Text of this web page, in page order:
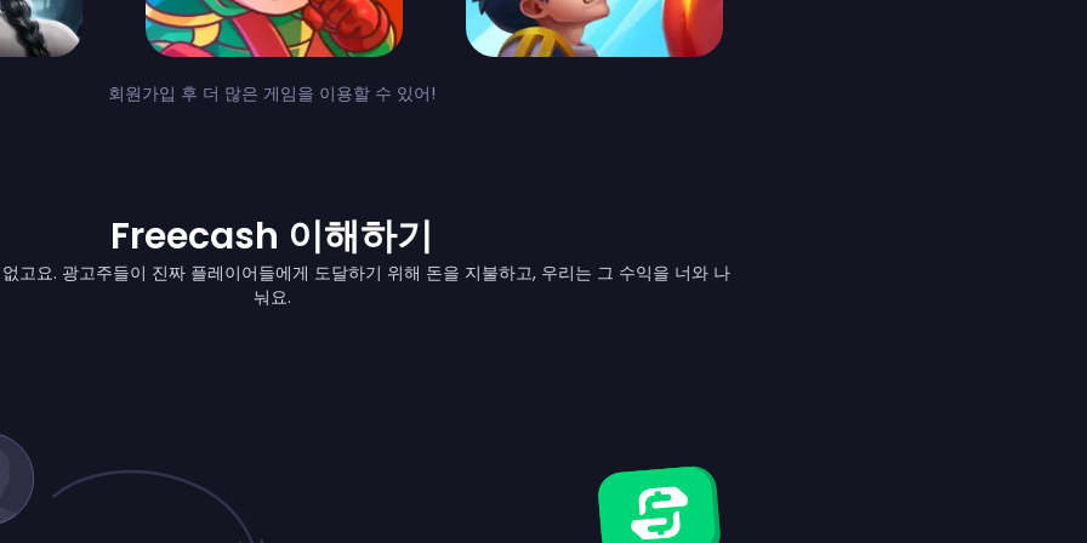
회원가입 후 더 많은 게임을 이용할 수 있어!
Freecash 이해하기
고요. 광고주들이 진짜 플레이어들에게 도달하기 위해 돈을 지불하고, 우리는 그 수익을 너와 나
눠요.